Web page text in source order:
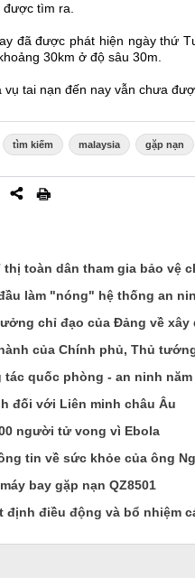
tìm ra.
đã được phát hiện ngày thứ
30km ở độ sâu 30m.
vụ tai nạn đến nay vẫn chưa
tìm kiếm malaysia gặp nạn
toàn dân tham gia bảo vệ
làm "nóng" hệ thống an
chỉ đạo của Đảng về
của Chính phủ, Thủ
quốc phòng - an ninh năm
đối với Liên minh châu Âu
người tử vong vì Ebola
tin về sức khỏe của ông
bay gặp nạn QZ8501
định điều động và bổ nhiệm